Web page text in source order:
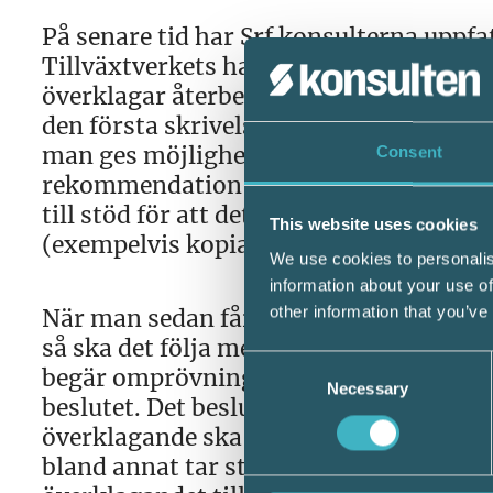
Consent
This website uses cookies
We use cookies to
information about your use
other information that
Consent
Selection
Necessary
På senare tid har Srf konsulterna
Tillväxtverkets handläggning i dessa
överklagar återbetalningskraven. Om
den första skrivelsen man får från
man ges möjlighet att ge in
rekommendation är att ge in
till stöd för att det finns godtagbara
(exempelvis kopia av läkarintyg vid
När man sedan får del av ett beslut
så ska det följa med information om
begär omprövning. En begäran om
beslutet. Det beslut som myndigheten
överklagande ska ges in till den
bland annat tar ställning till om